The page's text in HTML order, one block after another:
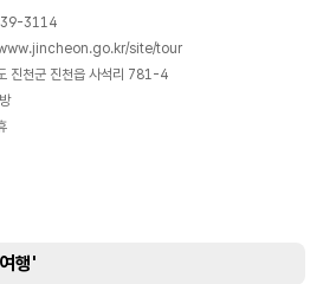
3114
site/tour
진천군 진천읍 사석리 781-4
행'